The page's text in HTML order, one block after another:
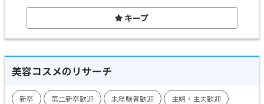
キープ
美容コスメのリサーチ
新卒 第二新卒歓迎 未経験者歓迎
主婦・主夫歓迎